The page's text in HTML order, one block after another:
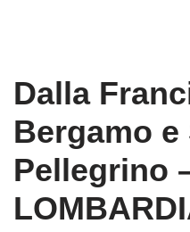
Dalla
Bergamo e
Pellegrino